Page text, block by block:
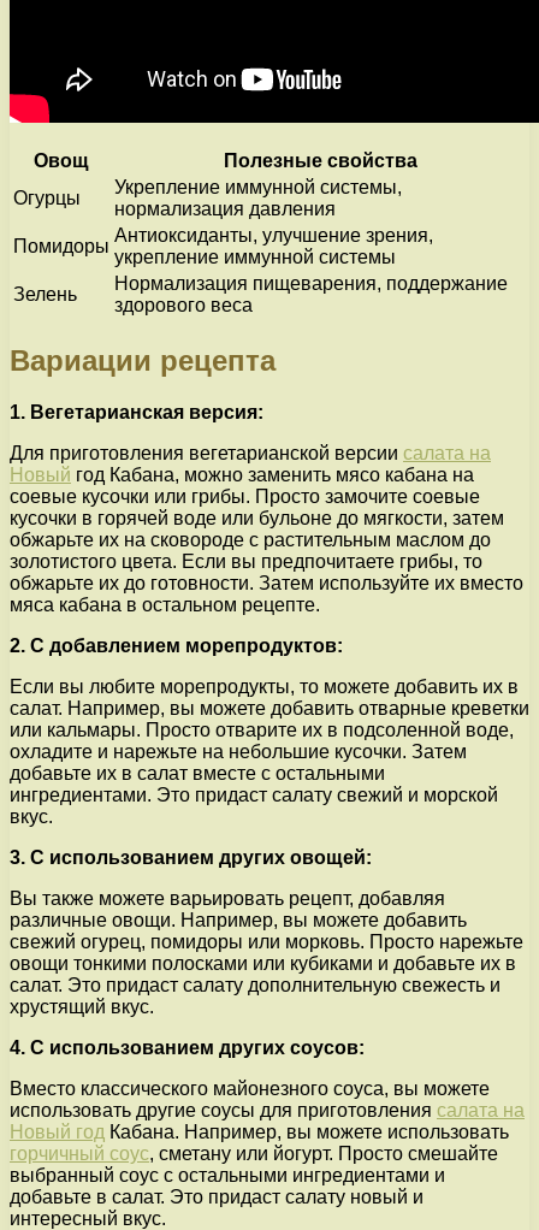
Овощ
Полезные свойства
Огурцы
Укрепление иммунной системы,
нормализация давления
Помидоры
Антиоксиданты, улучшение зрения,
укрепление иммунной системы
Зелень
Нормализация пищеварения, поддержание
здорового веса
Вариации рецепта
1. Вегетарианская версия:
Для приготовления вегетарианской версии салата на
Новый год Кабана, можно заменить мясо кабана на
соевые кусочки или грибы. Просто замочите соевые
кусочки в горячей воде или бульоне до мягкости, затем
обжарьте их на сковороде с растительным маслом до
золотистого цвета. Если вы предпочитаете грибы, то
обжарьте их до готовности. Затем используйте их вместо
мяса кабана в остальном рецепте.
2. С добавлением морепродуктов:
Если вы любите морепродукты, то можете добавить их в
салат. Например, вы можете добавить отварные креветки
или кальмары. Просто отварите их в подсоленной воде,
охладите и нарежьте на небольшие кусочки. Затем
добавьте их в салат вместе с остальными
ингредиентами. Это придаст салату свежий и морской
вкус.
3. С использованием других овощей:
Вы также можете варьировать рецепт, добавляя
различные овощи. Например, вы можете добавить
свежий огурец, помидоры или морковь. Просто нарежьте
овощи тонкими полосками или кубиками и добавьте их в
салат. Это придаст салату дополнительную свежесть и
хрустящий вкус.
4. С использованием других соусов:
Вместо классического майонезного соуса, вы можете
использовать другие соусы для приготовления салата на
Новый год Кабана. Например, вы можете использовать
горчичный соус, сметану или йогурт. Просто смешайте
выбранный соус с остальными ингредиентами и
добавьте в салат. Это придаст салату новый и
интересный вкус.